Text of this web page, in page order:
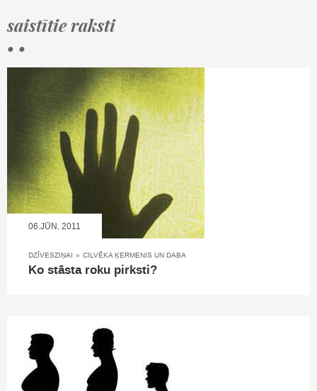
saistītie raksti
• •
06.JŪN, 2011
DZĪVESZIŅAI » CILVĒKA ĶERMENIS UN DABA
Ko stāsta roku pirksti?